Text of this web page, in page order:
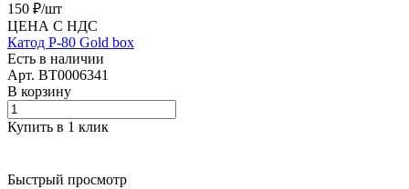
150 ₽/шт
ЦЕНА С НДС
Катод Р-80 Gold box
Есть в наличии
Арт. BT0006341
В корзину
Купить в 1 клик
Быстрый просмотр